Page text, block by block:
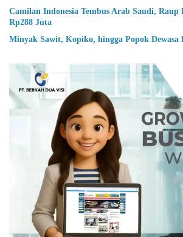
Camilan Indonesia Tembus Arab Saudi, Raup
Rp288 Juta
Minyak Sawit, Kopiko, hingga Popok